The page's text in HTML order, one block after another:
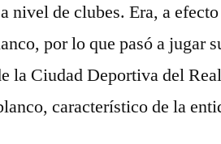
nivel de clubes. Era, a
por lo que pasó a jugar
la Ciudad Deportiva del
característico de la